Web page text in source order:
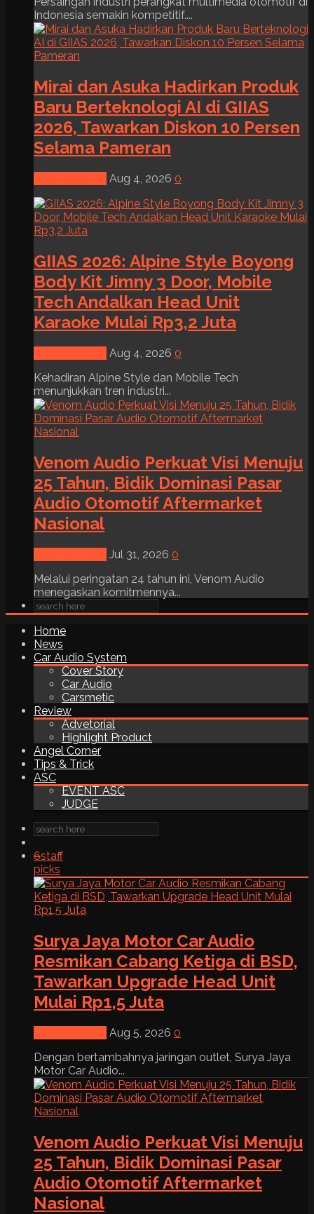
Indonesia semakin kompetitif....
Mirai dan Asuka Hadirkan Produk
Baru Berteknologi AI di GIIAS
2026, Tawarkan Diskon 10 Persen
Selama Pameran
Aug 4, 2026 0
GIIAS 2026: Alpine Style Boyong
Body Kit Jimny 3 Door, Mobile
Tech Andalkan Head Unit
Karaoke Mulai Rp3,2 Juta
Aug 4, 2026 0
Kehadiran Alpine Style dan Mobile Tech
menunjukkan tren industri...
Venom Audio Perkuat Visi Menuju
25 Tahun, Bidik Dominasi Pasar
Audio Otomotif Aftermarket
Nasional
Jul 31, 2026 0
Melalui peringatan 24 tahun ini, Venom Audio
menegaskan komitmennya...
Home
News
Car Audio System
Cover Story
Car Audio
Carsmetic
Review
Advetorial
Highlight Product
Angel Corner
Tips & Trick
ASC
EVENT ASC
JUDGE
6staff
picks
Surya Jaya Motor Car Audio
Resmikan Cabang Ketiga di BSD,
Tawarkan Upgrade Head Unit
Mulai Rp1,5 Juta
Aug 5, 2026 0
Dengan bertambahnya jaringan outlet, Surya Jaya
Motor Car Audio...
Venom Audio Perkuat Visi Menuju
25 Tahun, Bidik Dominasi Pasar
Audio Otomotif Aftermarket
Nasional